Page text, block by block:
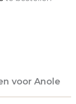
voor Anole